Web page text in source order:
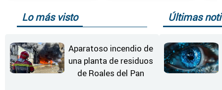
Lo más visto
Aparatoso incendio de
una planta de residuos
de Roales del Pan
Últimas